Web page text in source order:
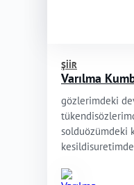
ŞIIR
Varılma
gözlerimdeki
solduözümdeki